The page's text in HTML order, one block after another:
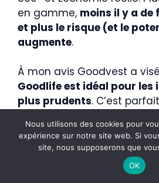
en gamme, moins il y a de
et plus le risque (et le
augmente.
À mon avis Goodvest a
Goodlife est idéal pour les
plus prudents. C’est
sécuriser une partie de
court terme.La présence
et évite de
épargne faire le yoyo dès
Goodvest
✓ Recommandé par
Découvrir
Nous utilisons des cookies pour
expérience sur notre site web. Si
site, nous supposerons que
OK